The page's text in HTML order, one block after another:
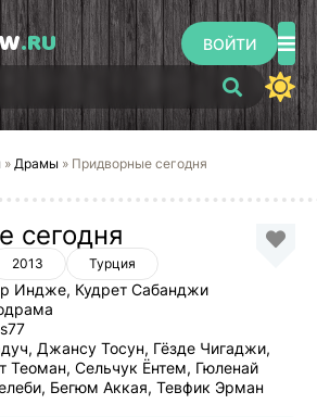
.RU ВОЙТИ
» Драмы » Придворные сегодня
сегодня
2013 Турция
Индже, Кудрет Сабанджи
Джансу Тосун, Гёзде Чигаджи,
Теоман, Сельчук Ёнтем, Гюленай
Бегюм Аккая, Тевфик Эрман